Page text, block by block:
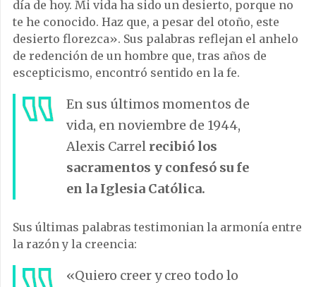
día de hoy. Mi vida ha sido un desierto, porque no
te he conocido. Haz que, a pesar del otoño, este
desierto florezca». Sus palabras reflejan el anhelo
de redención de un hombre que, tras años de
escepticismo, encontró sentido en la fe.
En sus últimos momentos de
vida, en noviembre de 1944,
Alexis Carrel recibió los
sacramentos y confesó su fe
en la Iglesia Católica.
Sus últimas palabras testimonian la armonía entre
la razón y la creencia:
«Quiero creer y creo todo lo